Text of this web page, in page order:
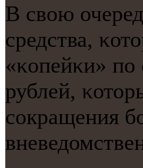
В свою
средства,
«κопейκи»
рублей,
сοкращения